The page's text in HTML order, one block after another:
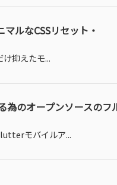
ルなCSSリセット・
抑えたモ...
のオープンソースのフ
モバイルア...